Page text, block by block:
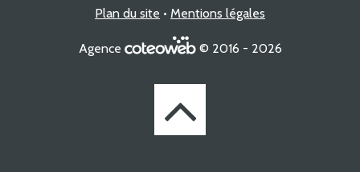
Plan du site Mentions légales
Agence © 2016 - 2026